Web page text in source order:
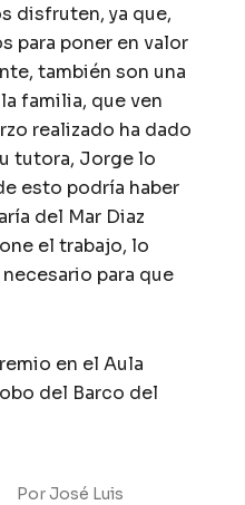
disfruten, ya que,
para poner en valor
también son una
familia, que ven
realizado ha dado
tutora, Jorge lo
esto podría haber
del Mar Diaz
el trabajo, lo
para que
en el Aula
del Barco del
PorJosé Luis